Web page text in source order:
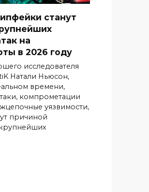
станут
на
в 2026 году
исследователя
Натали Ньюсон,
времени,
компрометации
уязвимости,
причиной